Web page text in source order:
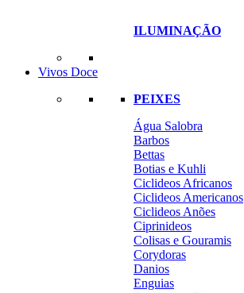
ILUMINAÇÃO
Vivos Doce
PEIXES
Água Salobra
Barbos
Bettas
Botias e Kuhli
Ciclideos Africanos
Ciclideos Americanos
Ciclideos Anões
Ciprinideos
Colisas e Gouramis
Corydoras
Danios
Enguias